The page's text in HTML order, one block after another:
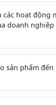
hoạt động
doanh nghiệp
sản phẩm